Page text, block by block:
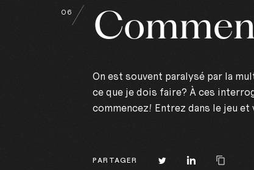
06
On est souvent paralysé par la
ce que je dois faire? À ces
commencez! Entrez dans le jeu et
PARTAGER